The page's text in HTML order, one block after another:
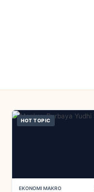
HOT TOPIC
EKONOMI MAKRO